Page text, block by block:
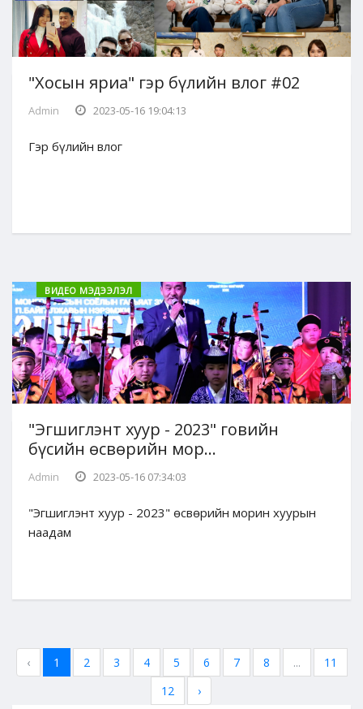
"Хосын яриа" гэр бүлийн влог #02
Admin 2023-05-16 19:04:13
Гэр бүлийн влог
ВИДЕО МЭДЭЭЛЭЛ
"Эгшиглэнт хуур - 2023" говийн
бүсийн өсвөрийн мор...
Admin 2023-05-16 07:34:03
"Эгшиглэнт хуур - 2023" өсвөрийн морин хуурын
наадам
‹ 1 2 3 4 5 6 7 8 ...
11
12
›